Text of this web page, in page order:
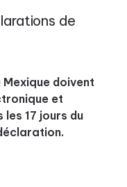
de
doivent
et
les 17 jours du